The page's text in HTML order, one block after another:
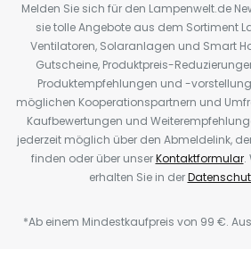
Melden Sie sich für den Lampenwelt.de
sie tolle Angebote aus dem Sortiment
Ventilatoren, Solaranlagen und Smart
Gutscheine, Produktpreis-
Produktempfehlungen und -
möglichen Kooperationspartnern und
Kaufbewertungen und
jederzeit möglich über den Abmeldelink,
finden oder über unserKontaktformular.
erhalten Sie in der
*Ab einem Mindestkaufpreis von 99 €.